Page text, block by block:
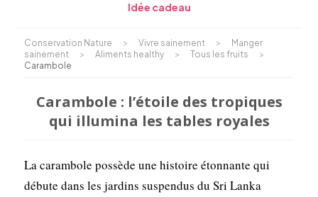
Idée cadeau
Conservation Nature > Vivre sainement >
Manger
sainement
> Aliments healthy > Tous les fruits
>
Carambole
Carambole : l’étoile des tropiques
qui illumina les tables royales
La carambole possède une histoire étonnante qui
débute dans les jardins suspendus du Sri Lanka